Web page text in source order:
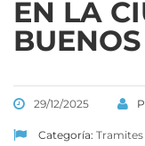
EN LA
29/12/2025
Categoría: Tramites